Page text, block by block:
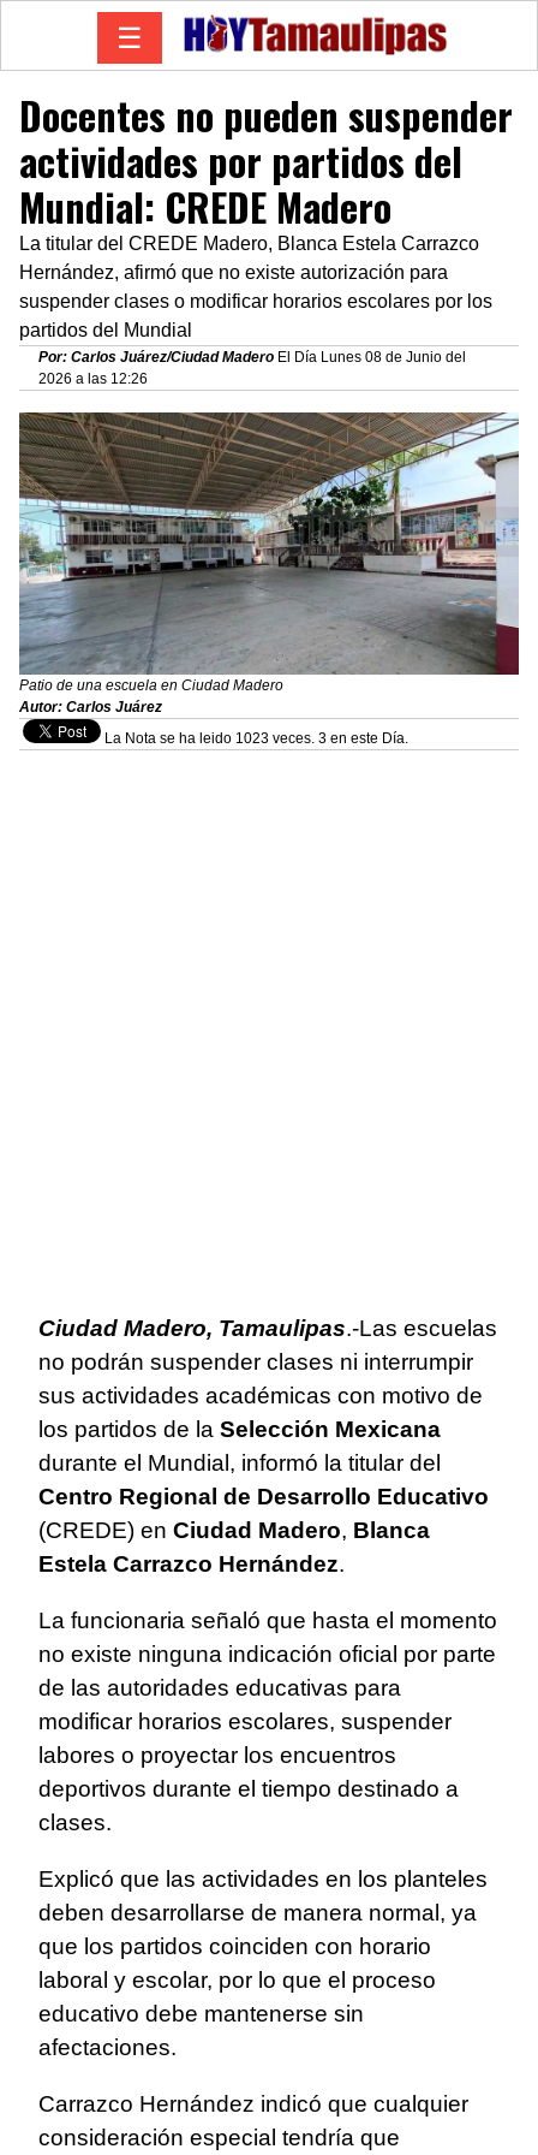
☰
Docentes no pueden suspender
actividades por partidos del
Mundial: CREDE Madero
La titular del CREDE Madero, Blanca Estela Carrazco
Hernández, afirmó que no existe autorización para
suspender clases o modificar horarios escolares por los
partidos del Mundial
Por: Carlos Juárez/Ciudad Madero El Día Lunes 08 de Junio del
2026 a las 12:26
Patio de una escuela en Ciudad Madero
Autor: Carlos Juárez
La Nota se ha leido 1023 veces. 3 en este Día.
Ciudad Madero, Tamaulipas.-Las escuelas
no podrán suspender clases ni interrumpir
sus actividades académicas con motivo de
los partidos de la Selección Mexicana
durante el Mundial, informó la titular del
Centro Regional de Desarrollo Educativo
(CREDE) en Ciudad Madero, Blanca
Estela Carrazco Hernández.
La funcionaria señaló que hasta el momento
no existe ninguna indicación oficial por parte
de las autoridades educativas para
modificar horarios escolares, suspender
labores o proyectar los encuentros
deportivos durante el tiempo destinado a
clases.
Explicó que las actividades en los planteles
deben desarrollarse de manera normal, ya
que los partidos coinciden con horario
laboral y escolar, por lo que el proceso
educativo debe mantenerse sin
afectaciones.
Carrazco Hernández indicó que cualquier
consideración especial tendría que